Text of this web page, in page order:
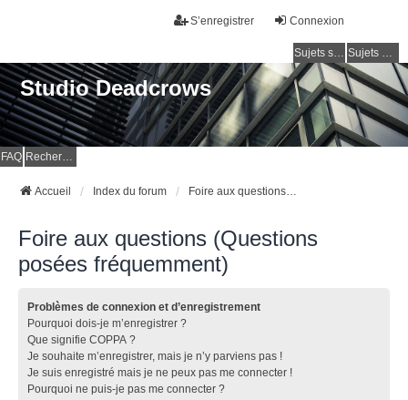
Connexion
S’enregistrer
Sujets sans réponse Sujets actifs
Studio Deadcrows
FAQ Rechercher
Accueil Index du forum Foire aux questions (Questions posées fréquemment)
Foire aux questions (Questions
posées fréquemment)
Problèmes de connexion et d’enregistrement
Pourquoi dois-je m’enregistrer ?
Que signifie COPPA ?
Je souhaite m’enregistrer, mais je n’y parviens pas !
Je suis enregistré mais je ne peux pas me connecter !
Pourquoi ne puis-je pas me connecter ?